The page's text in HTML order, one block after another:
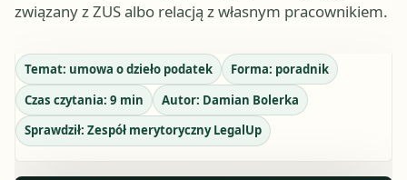
związany z ZUS albo relacją z własnym pracownikiem.
Temat: umowa o dzieło podatek Forma: poradnik
Czas czytania: 9 min Autor: Damian Bolerka
Sprawdził: Zespół merytoryczny LegalUp